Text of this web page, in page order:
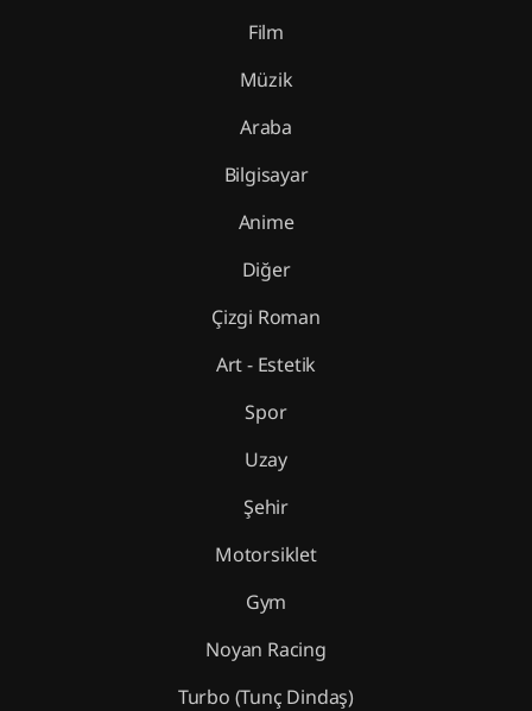
Film
Müzik
Araba
Bilgisayar
Anime
Diğer
Çizgi Roman
Art - Estetik
Spor
Uzay
Şehir
Motorsiklet
Gym
Noyan Racing
Turbo (Tunç Dindaş)